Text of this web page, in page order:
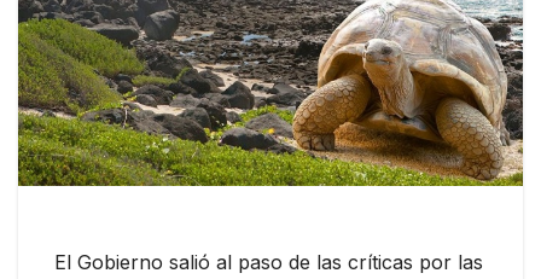
El Gobierno salió al paso de las críticas por las